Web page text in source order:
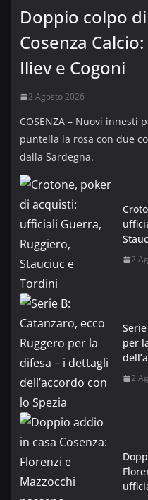
Doppio colpo
Cosenza
Iliev e Cogoni
2 Agosto 2026
COSENZA – Nuovi innesti
puntella la rosa con due
dalla Sardegna.
2
per
2